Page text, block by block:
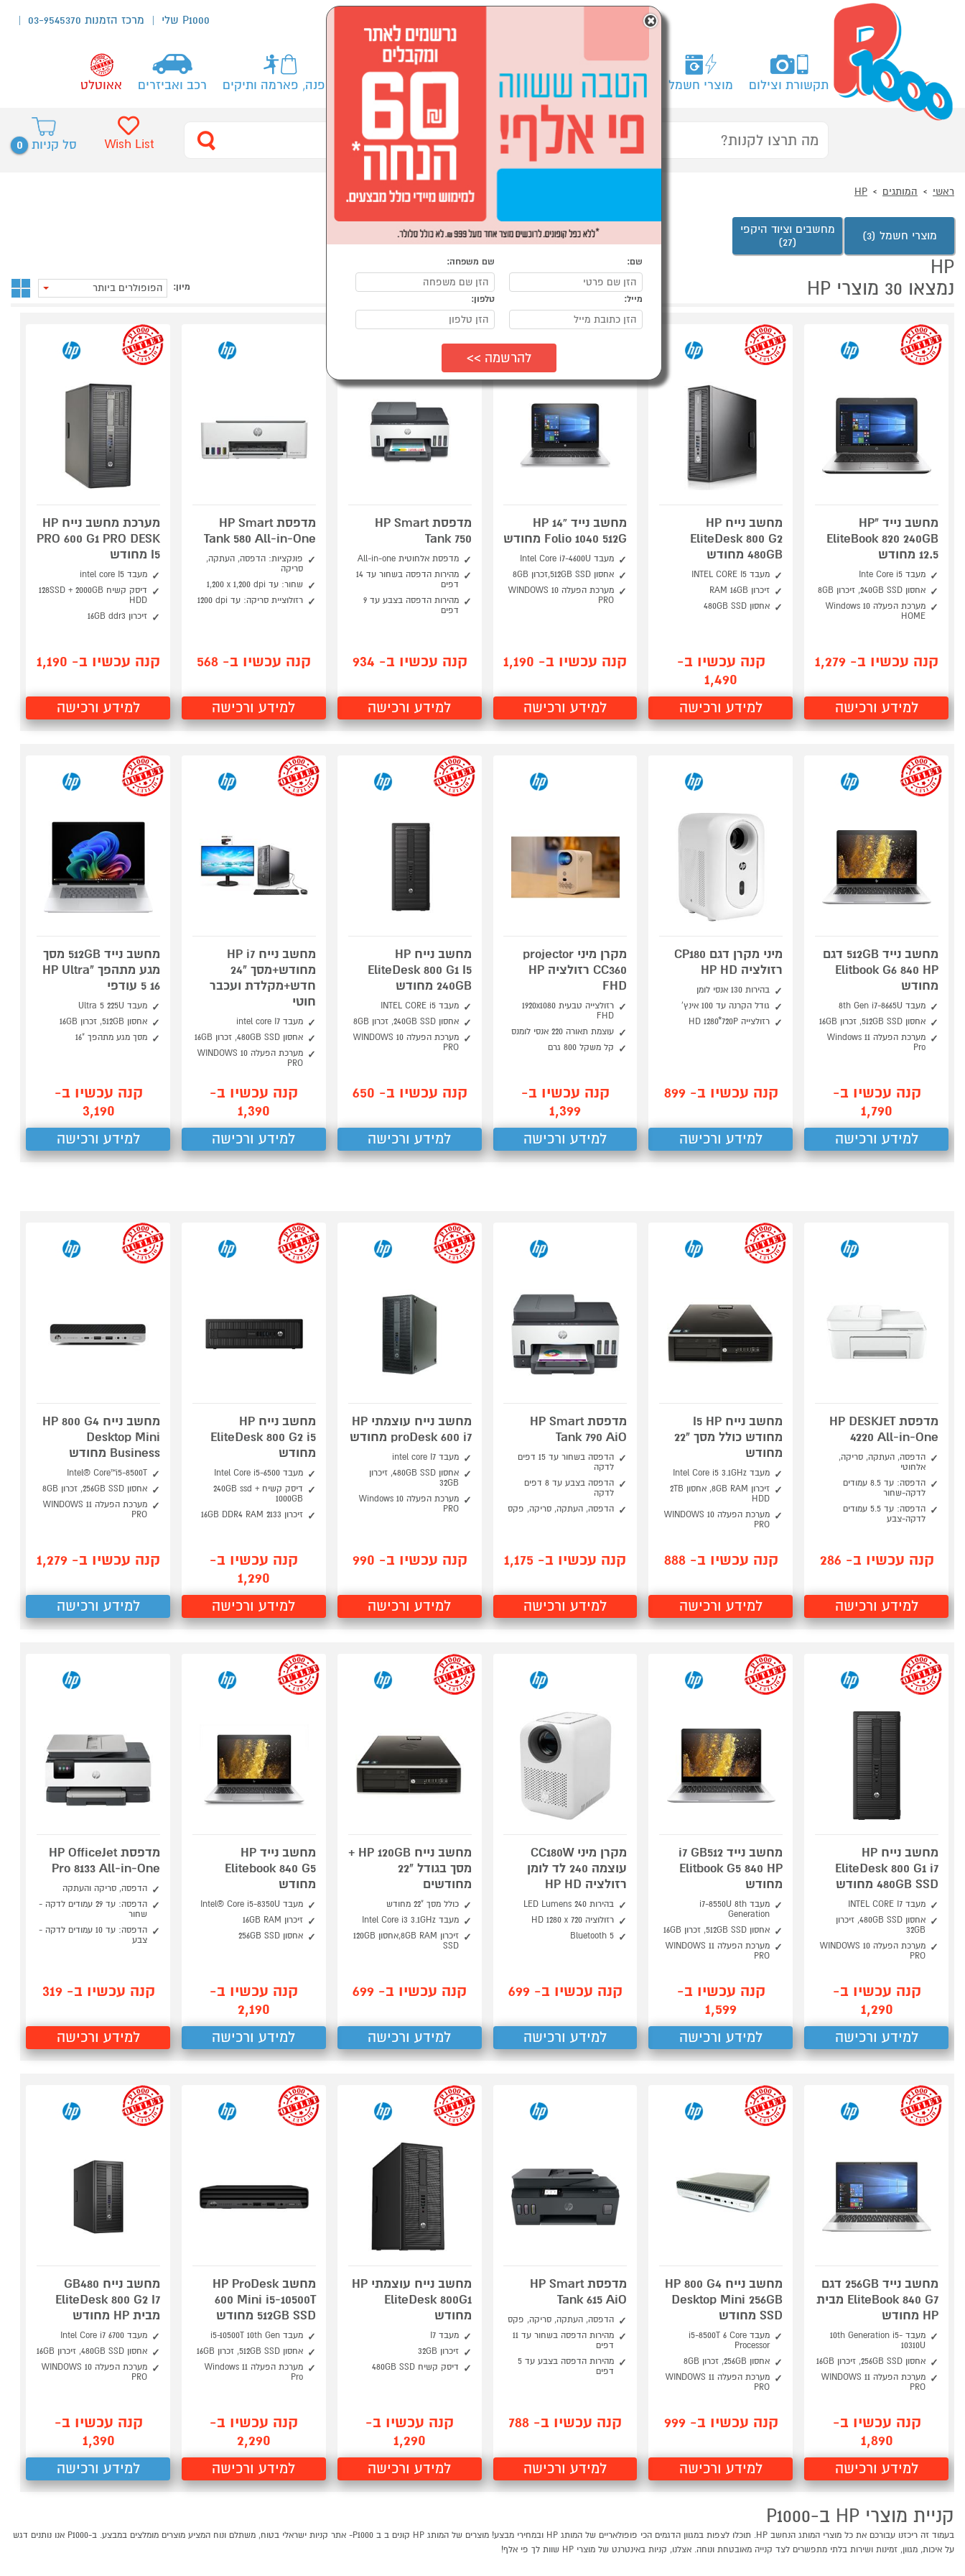
P1000 שלי מרכז הזמנות 03-9545370
תקשורת וצילום מוצרי חשמל מחשבים וציוד היקפי לבית ולגן ספורט, מחנאות וילדים אופנה, פארמה ותיקים רכב ואביזרים אאוטלט
סל קניות 0 Wish List
ראשי המותגים HP
מוצרי חשמל (3)
מחשבים וציוד היקפי
(27)
HP
נמצאו 30 מוצרי HP
מיון: הפופולרים ביותר
outlet
מחשב נייד "HP
EliteBook 820 240GB
12.5 מחודש
מעבד Inte Core i5
אחסון 240GB SSD, זיכרון 8GB
מערכת הפעלה Windows 10
HOME
קנה עכשיו ב- 1,279
למידע ורכישה
outlet
מחשב נייח HP
EliteDesk 800 G2
480GB מחודש
מעבד INTEL CORE I5
זיכרון RAM 16GB
אחסון 480GB SSD
קנה עכשיו ב-
1,490
למידע ורכישה
מחשב נייד “14 HP
Folio 1040 512G מחודש
מעבד Intel Core i7-4600U
אחסון 512GB SSD,זכרון 8GB
מערכת הפעלה WINDOWS 10
PRO
קנה עכשיו ב- 1,190
למידע ורכישה
מדפסת HP Smart
Tank 750
מדפסת אלחוטית All-in-one
מהירות הדפסה בשחור עד 14
דפים
מהירות הדפסה בצבע עד 9
דפים
קנה עכשיו ב- 934
למידע ורכישה
מדפסת HP Smart
Tank 580 All-in-One
פונקציות: הדפסה, העתקה,
סריקה
שחור: עד ‎1,200 x 1,200 dpi‏
רזולוציית סריקה: עד 1200‎ dpi
קנה עכשיו ב- 568
למידע ורכישה
outlet
מערכת מחשב נייח HP
PRO 600 G1 PRO DESK
I5 מחודש
מעבד intel core I5
דיסק קשיח 128SSD + 2000GB
HDD
זיכרון 16GB ddr3
קנה עכשיו ב- 1,190
למידע ורכישה
outlet
מחשב נייד 512GB דגם
Elitbook G6 840 HP
מחודש
מעבד 8th Gen i7-8665U
אחסון 512GB SSD, זכרון 16GB
מערכת הפעלה Windows 11
Pro
קנה עכשיו ב-
1,790
למידע ורכישה
מיני מקרן דגם CP180
רזולציה HP HD
בהירות 130 אנסי לומן
גודל הקרנה עד 100 אינץ'
רזולצייה HD 1280*720P
קנה עכשיו ב- 899
למידע ורכישה
מקרן מיני projector
CC360 רזולציה HP
FHD
רזולצייה טבעית 1920x1080
FHD
עוצמת תאורה 220 אנסי לומנס
קל משקל 800 גרם
קנה עכשיו ב-
1,399
למידע ורכישה
outlet
מחשב נייח HP
EliteDesk 800 G1 I5
240GB מחודש
מעבד INTEL CORE i5
אחסון 240GB SSD, זכרון 8GB
מערכת הפעלה WINDOWS 10
PRO
קנה עכשיו ב- 650
למידע ורכישה
outlet
מחשב נייח HP i7
מחודש+מסך "24
חדש+מקלדת ועכבר
חוטי
מעבד intel core I7
אחסון 480GB SSD, זכרון 16GB
מערכת הפעלה WINDOWS 10
PRO
קנה עכשיו ב-
1,390
למידע ורכישה
outlet
מחשב נייד 512GB מסך
מגע מתהפך "HP Ultra
5 16 עודפי
מעבד Ultra 5 225U
אחסון 512GB, זכרון 16GB
מסך מגע מתהפך "16
קנה עכשיו ב-
3,190
למידע ורכישה
מדפסת HP DESKJET
4220 All-in-One
הדפסה, העתקה, סריקה,
אלחוטי
הדפסה: עד 8.5 עמודים
לדקה-שחור
הדפסה: עד 5.5 עמודים
לדקה-צבע
קנה עכשיו ב- 286
למידע ורכישה
outlet
מחשב נייח I5 HP
מחודש כולל מסך "22
מחודש
מעבד Intel Core i5 3.1GHz
זיכרון 8GB RAM, אחסון 2TB
HDD
מערכת הפעלה WINDOWS 10
PRO
קנה עכשיו ב- 888
למידע ורכישה
מדפסת HP Smart
Tank 790 AiO
הדפסה בשחור עד 15 דפים
לדקה
הדפסה בצבע עד 8 דפים
לדקה
הדפסה, העתקה, סריקה, פקס
קנה עכשיו ב- 1,175
למידע ורכישה
outlet
מחשב נייח עוצמתי HP
proDesk 600 i7 מחודש
מעבד intel core I7
אחסון 480GB SSD, זיכרון
32GB
מערכת הפעלה Windows 10
PRO
קנה עכשיו ב- 990
למידע ורכישה
outlet
מחשב נייח HP
EliteDesk 800 G2 i5
מחודש
מעבד Intel Core i5-6500
דיסק קשיח 240GB ssd +
1000GB
זיכרון 2133 16GB DDR4 RAM
קנה עכשיו ב-
1,290
למידע ורכישה
outlet
מחשב נייח HP 800 G4
Desktop Mini
Business מחודש
Intel® Core™i5-8500T
אחסון 256GB SSD, זכרון 8GB
מערכת הפעלה WINDOWS 11
PRO
קנה עכשיו ב- 1,279
למידע ורכישה
outlet
מחשב נייח HP
EliteDesk 800 G1 i7
480GB SSD מחודש
מעבד INTEL CORE I7
אחסון 480GB SSD, זיכרון
32GB
מערכת הפעלה WINDOWS 10
PRO
קנה עכשיו ב-
1,290
למידע ורכישה
outlet
מחשב נייד i7 GB512
Elitbook G5 840 HP
מחודש
מעבד i7-8550U 8th
Generation
אחסון 512GB SSD, זכרון 16GB
מערכת הפעלה WINDOWS 11
PRO
קנה עכשיו ב-
1,599
למידע ורכישה
מקרן מיני CC180W
עוצמה 240 לד לומן
רזולציה HP HD
בהירות 240 LED Lumens
רזולוציה HD 1280 x 720
Bluetooth 5
קנה עכשיו ב- 699
למידע ורכישה
outlet
מחשב נייח HP 120GB +
מסך בגודל "22
מחודשים
כולל מסך "22 מחודש
מעבד Intel Core i3 3.1GHz
זיכרון 8GB RAM,אחסון 120GB
SSD
קנה עכשיו ב- 699
למידע ורכישה
outlet
מחשב נייד HP
Elitebook 840 G5
מחודש
מעבד Intel® Core i5-8350U
זיכרון 16GB RAM
אחסון 256GB SSD
קנה עכשיו ב-
2,190
למידע ורכישה
מדפסת HP OfficeJet
Pro 8133 All-in-One
הדפסה, סריקה והעתקה
הדפסה: עד 29 עמודים לדקה -
שחור
הדפסה: עד 10 עמודים לדקה -
צבע
קנה עכשיו ב- 319
למידע ורכישה
outlet
מחשב נייד 256GB דגם
EliteBook 840 G7 מבית
HP מחודש
מעבד 10th Generation i5-
10310U
אחסון 256GB SSD, זיכרון 16GB
מערכת הפעלה WINDOWS 11
PRO
קנה עכשיו ב-
1,890
למידע ורכישה
outlet
מחשב נייח HP 800 G4
Desktop Mini 256GB
SSD מחודש
מעבד i5-8500T 6 Core
Processor
אחסון 256GB, זכרון 8GB
מערכת הפעלה WINDOWS 11
PRO
קנה עכשיו ב- 999
למידע ורכישה
מדפסת HP Smart
Tank 615 AiO
הדפסה, העתקה, סריקה, פקס
מהירות הדפסה בשחור עד 11
דפים
מהירות הדפסה בצבע עד 5
דפים
קנה עכשיו ב- 788
למידע ורכישה
outlet
מחשב נייח עוצמתי HP
EliteDesk 800G1
מחודש
מעבד I7
זיכרון 32GB
דיסק קשיח 480GB SSD
קנה עכשיו ב-
1,290
למידע ורכישה
outlet
מחשב HP ProDesk
600 Mini i5-10500T
512GB SSD מחודש
מעבד i5-10500T 10th Gen
אחסון 512GB SSD, זכרון 16GB
מערכת הפעלה Windows 11
Pro
קנה עכשיו ב-
2,290
למידע ורכישה
outlet
מחשב נייח GB480
EliteDesk 800 G2 I7
מבית HP מחודש
מעבד Intel Core i7 6700
אחסון 480GB SSD, זיכרון 16GB
מערכת הפעלה WINDOWS 10
PRO
קנה עכשיו ב-
1,390
למידע ורכישה
קניית מוצרי HP ב-P1000
בעמוד זה ריכזנו עבורכם את כל מוצרי המותג הנחשב HP. תוכלו לצפות במגוון הדגמים הכי פופולאריים של המותג HP ובמחירי מבצע! מוצרים של המותג HP קונים ב ב P1000- אתר קניות ישראלי בטוח, משתלם ונוח המציע מוצרים מומלצים במבצע. ב-P1000 אנו נותנים דגש
על איכות, מגוון, זמינות ושירות בלתי מתפשרים לצד קנייה מאובטחת ונוחה. אצלנו, קניות באינטרנט של מוצרי HP שוות לך פי אלף!
×
שם: שם משפחה:
מייל: טלפון: